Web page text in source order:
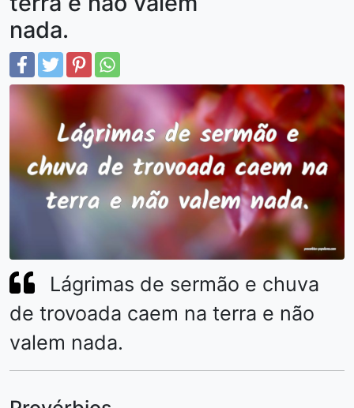
nada.
Lágrimas de sermão e chuva
de trovoada caem na terra e não
valem nada.